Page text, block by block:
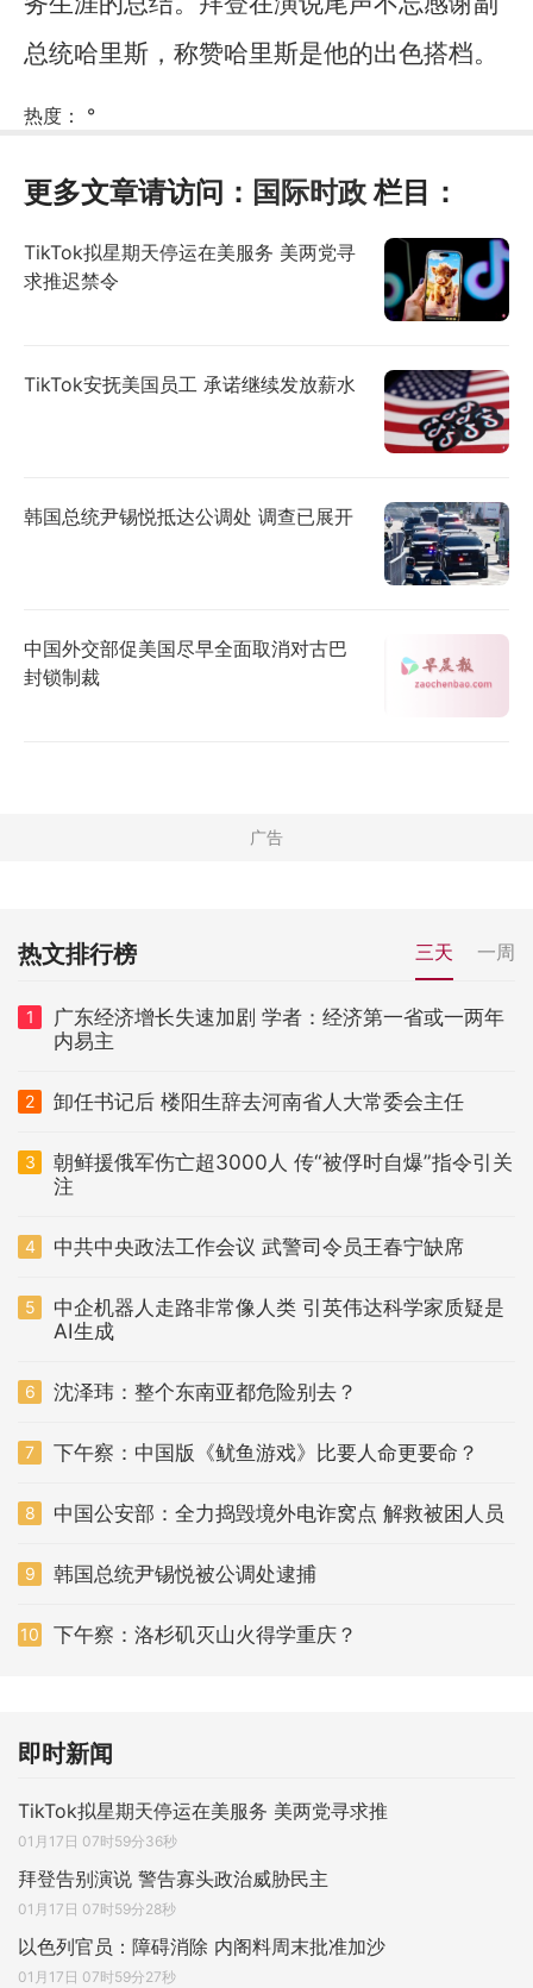
总统哈里斯，称赞哈里斯是他的出色搭档。
热度： °
更多文章请访问： 国际时政栏目：
TikTok拟星期天停运在美服务 美两党寻
求推迟禁令
TikTok安抚美国员工 承诺继续发放薪水
韩国总统尹锡悦抵达公调处 调查已展开
中国外交部促美国尽早全面取消对古巴
封锁制裁
热文排行榜 三天 一周
1
广东经济增长失速加剧 学者：经济第一省或一两年
内易主
2 卸任书记后 楼阳生辞去河南省人大常委会主任
3
朝鲜援俄军伤亡超3000人 传“被俘时自爆”指令引关
注
4 中共中央政法工作会议 武警司令员王春宁缺席
5
中企机器人走路非常像人类 引英伟达科学家质疑是
AI生成
6 沈泽玮：整个东南亚都危险别去？
7 下午察：中国版《鱿鱼游戏》比要人命更要命？
8 中国公安部：全力捣毁境外电诈窝点 解救被困人员
9 韩国总统尹锡悦被公调处逮捕
10 下午察：洛杉矶灭山火得学重庆？
即时新闻
TikTok拟星期天停运在美服务 美两党寻求推
01月17日 07时59分36秒
拜登告别演说 警告寡头政治威胁民主
01月17日 07时59分28秒
以色列官员：障碍消除 内阁料周末批准加沙
01月17日 07时59分27秒